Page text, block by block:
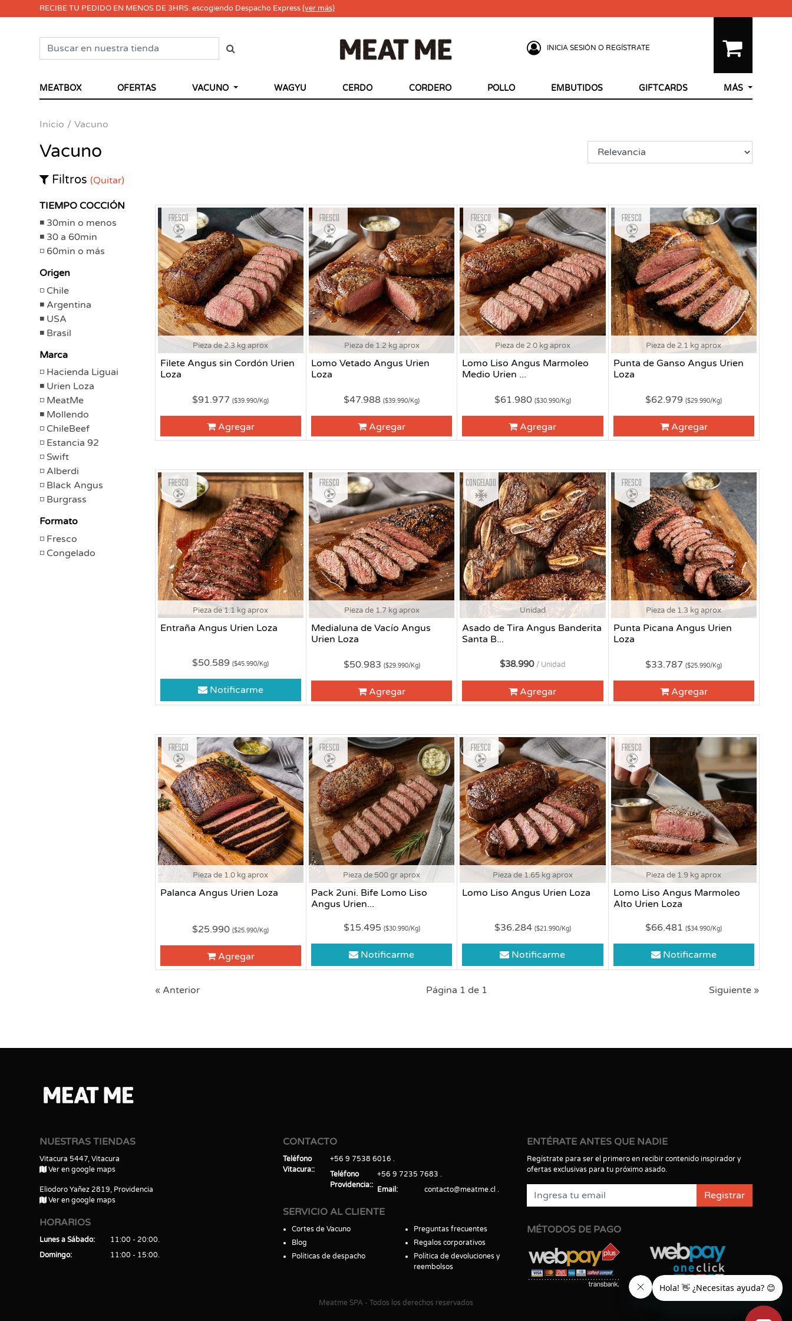
RECIBE TU PEDIDO EN MENOS DE 3HRS. escogiendo Despacho Express(ver más)
INICIA SESIÓN O REGÍSTRATE
MEATBOX OFERTAS VACUNO WAGYU CERDO CORDERO POLLO EMBUTIDOS GIFTCARDS MÁS
Inicio Vacuno
Vacuno
Filtros (Quitar)
TIEMPO COCCIÓN
30min o menos
30 a 60min
60min o más
Origen
Chile
Argentina
USA
Brasil
Marca
Hacienda Liguai
Urien Loza
MeatMe
Mollendo
ChileBeef
Estancia 92
Swift
Alberdi
Black Angus
Burgrass
Formato
Fresco
Congelado
Pieza de 2.3 kg aprox
Filete Angus sin Cordón Urien
Loza
Fresco
$91.977($39.990/Kg)
Agregar
Pieza de 1.2 kg aprox
Lomo Vetado Angus Urien
Loza
Fresco
$47.988($39.990/Kg)
Agregar
Pieza de 2.0 kg aprox
Lomo Liso Angus Marmoleo
Medio Urien ...
Fresco
$61.980 ($30.990/Kg)
Agregar
Pieza de 2.1 kg aprox
Punta de Ganso Angus Urien
Loza
Fresco
$62.979($29.990/Kg)
Agregar
Pieza de 1.1 kg aprox
Entraña Angus Urien Loza
Fresco
$50.589($45.990/Kg)
Notificarme
Pieza de 1.7 kg aprox
Medialuna de Vacío Angus
Urien Loza
Fresco
$50.983 ($29.990/Kg)
Agregar
Unidad
Asado de Tira Angus Banderita
Santa B...
Congelado
$38.990 / Unidad
Agregar
Pieza de 1.3 kg aprox
Punta Picana Angus Urien
Loza
Fresco
$33.787($25.990/Kg)
Agregar
Pieza de 1.0 kg aprox
Palanca Angus Urien Loza
Fresco
$25.990($25.990/Kg)
Agregar
Pieza de 500 gr aprox
Pack 2uni. Bife Lomo Liso
Angus Urien...
Fresco
$15.495 ($30.990/Kg)
Notificarme
Pieza de 1.65 kg aprox
Lomo Liso Angus Urien Loza
Fresco
$36.284 ($21.990/Kg)
Notificarme
Pieza de 1.9 kg aprox
Lomo Liso Angus Marmoleo
Alto Urien Loza
Fresco
$66.481($34.990/Kg)
Notificarme
« Anterior Página 1 de 1 Siguiente »
NUESTRAS TIENDAS
Vitacura 5447, Vitacura
Ver en google maps
Eliodoro Yañez 2819, Providencia
Ver en google maps
HORARIOS
Lunes a Sábado
11:00 - 20:00
Domingo
11:00 - 15:00
CONTACTO
Teléfono
Vitacura:
+56 9 7538 6016
Teléfono
Providencia:
+56 9 7235 7683
Email
contacto@meatme.cl
SERVICIO AL CLIENTE
Cortes de Vacuno
Blog
Políticas de despacho
Preguntas frecuentes
Regalos corporativos
Política de devoluciones y
reembolsos
ENTÉRATE ANTES QUE NADIE
Regístrate para ser el primero en recibir contenido inspirador y
ofertas exclusivas para tu próximo asado.
Registrar
MÉTODOS DE PAGO
Meatme SPA - Todos los derechos reservados